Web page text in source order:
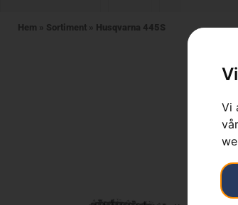
Vi
Hem » Sortiment » Husqvarna 445S